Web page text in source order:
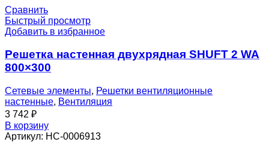
Сравнить
Быстрый просмотр
Добавить в избранное
Решетка настенная двухрядная SHUFT 2 WA
800×300
Сетевые элементы, Решетки вентиляционные
настенные, Вентиляция
3 742 ₽
В корзину
Артикул: НС-0006913